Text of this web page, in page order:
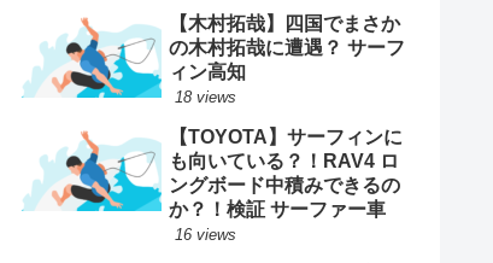
【木村拓哉】四国でまさか
の木村拓哉に遭遇？ サーフ
ィン高知
18 views
【TOYOTA】サーフィンに
も向いている？！RAV4 ロ
ングボード中積みできるの
か？！検証 サーファー車
16 views